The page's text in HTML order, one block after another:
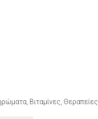
Βιταμίνες, Θεραπείες